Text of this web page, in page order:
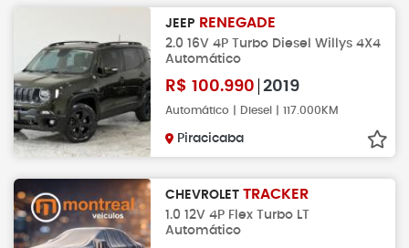
JEEP RENEGADE
2.0 16V 4P Turbo Diesel Willys 4X4
Automático
R$ 100.990 2019
Automático | Diesel | 117.000KM
Piracicaba
CHEVROLET TRACKER
1.0 12V 4P Flex Turbo LT
Automático